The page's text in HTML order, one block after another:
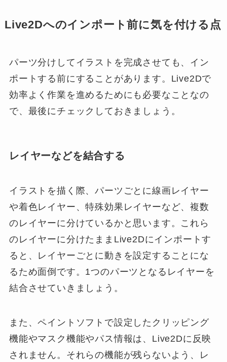
Live2Dへのインポート前に気を付ける点
パーツ分けしてイラストを完成させても、イン
ポートする前にすることがあります。Live2Dで
効率よく作業を進めるためにも必要なことなの
で、最後にチェックしておきましょう。
レイヤーなどを結合する
イラストを描く際、パーツごとに線画レイヤー
や着色レイヤー、特殊効果レイヤーなど、複数
のレイヤーに分けているかと思います。これら
のレイヤーに分けたままLive2Dにインポートす
ると、レイヤーごとに動きを設定することにな
るため面倒です。1つのパーツとなるレイヤーを
結合させていきましょう。
また、ペイントソフトで設定したクリッピング
機能やマスク機能やパス情報は、Live2Dに反映
されません。それらの機能が残らないよう、レ